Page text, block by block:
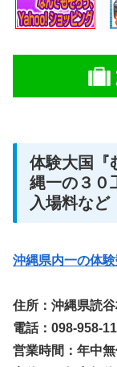
体験大国
縄一の３０
入場料など
沖縄県内一の体
住所：沖縄県読
電話：098-958-
営業時間：年中